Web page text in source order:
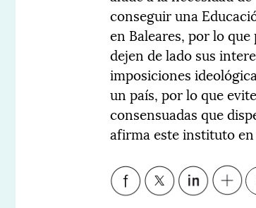
conseguir una
en Baleares, por lo
dejen de lado sus
imposiciones
un país, por lo que
consensuadas que
afirma este instituto